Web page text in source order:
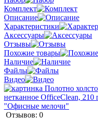
Комплект
Описание
Характеристики
Аксессуары
Отзывы
Похожие товары
Наличие
Файлы
Видео
Отзывов: 0